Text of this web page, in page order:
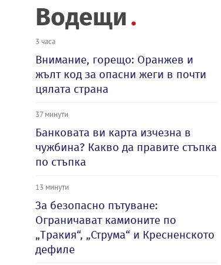
Водещи
3 часа
Внимание, горещо: Оранжев и
жълт код за опасни жеги в почти
цялата страна
37 минути
Банковата ви карта изчезна в
чужбина? Какво да правите стъпка
по стъпка
13 минути
За безопасно пътуване:
Ограничават камионите по
„Тракия“, „Струма“ и Кресненското
дефиле